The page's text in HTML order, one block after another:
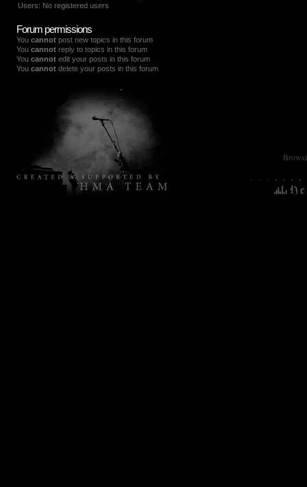
Users: No registered users
Forum permissions
You cannot post new topics in this forum
You cannot reply to topics in this forum
You cannot edit your posts in this forum
You cannot delete your posts in this forum